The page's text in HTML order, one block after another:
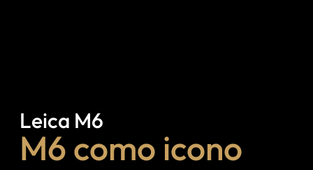
Leica M6
M6 como icono